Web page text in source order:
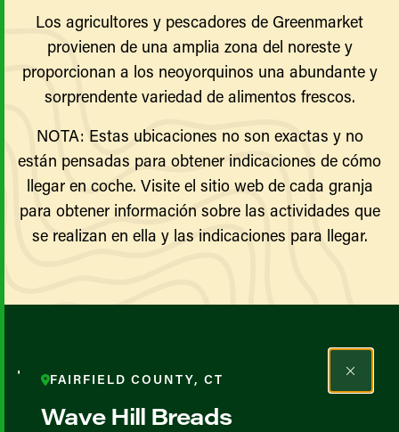
Los agricultores y pescadores de Greenmarket
provienen de una amplia zona del noreste y
proporcionan a los neoyorquinos una abundante y
sorprendente variedad de alimentos frescos.
NOTA: Estas ubicaciones no son exactas y no
están pensadas para obtener indicaciones de cómo
llegar en coche. Visite el sitio web de cada granja
para obtener información sobre las actividades que
se realizan en ella y las indicaciones para llegar.
Todos los agricultores y
productores
FAIRFIELD COUNTY, CT
Wave Hill Breads